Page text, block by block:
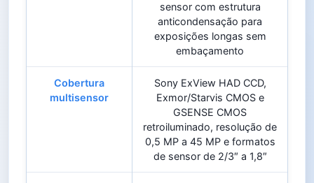
sensor com estrutura
anticondensação para
exposições longas sem
embaçamento
Cobertura
multisensor
Sony ExView HAD CCD,
Exmor/Starvis CMOS e
GSENSE CMOS
retroiluminado, resolução de
0,5 MP a 45 MP e formatos
de sensor de 2/3″ a 1,8″